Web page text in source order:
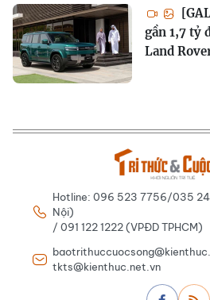
gần 1,7 tỷ
Land
Hotline: 096 523 7756/035
Nội)
/ 091 122 1222 (VPĐD TPHCM)
tkts@kienthuc.net.vn